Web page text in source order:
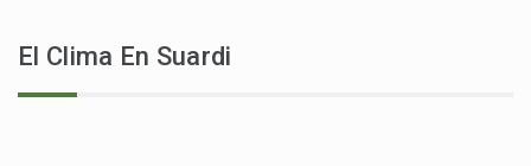
El Clima En Suardi